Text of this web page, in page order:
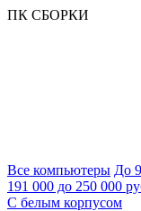
ПК СБОРКИ
Все компьютеры До
191 000 до 250 000
С белым корпусом